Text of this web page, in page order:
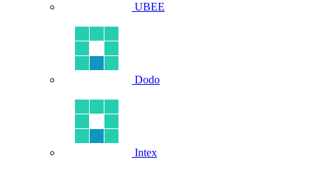
UBEE
Dodo
Intex